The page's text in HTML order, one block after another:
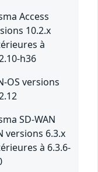
Access
10.2.x
à
h36
OS versions
SD-WAN
versions 6.3.x
à 6.3.6-